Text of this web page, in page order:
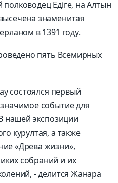
Едіге, на Алтын
знаменитая
в 1391 году.
пять Всемирных
состоялся первый
событие для
нашей экспозиции
курултая, а также
«Древа жизни»,
собраний и их
- делится Жанара